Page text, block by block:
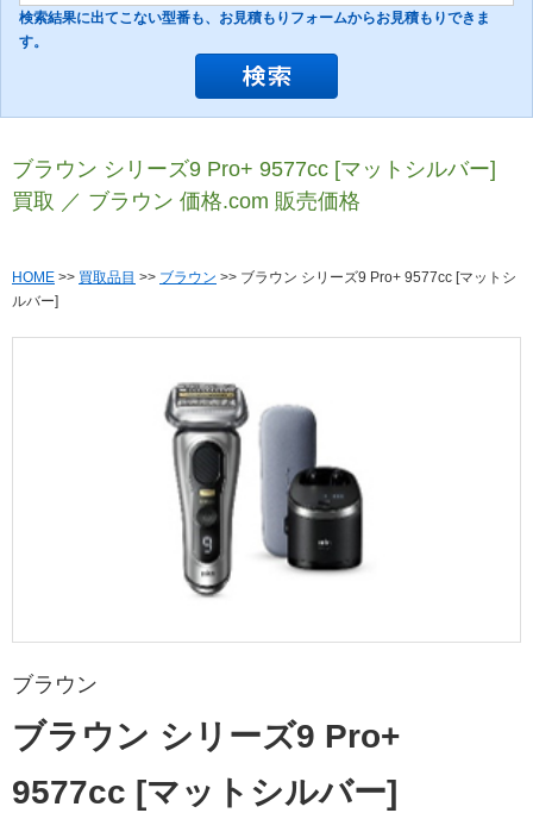
検索結果に出てこない型番も、お見積もりフォームからお見積もりできま
す。
ブラウン シリーズ9 Pro+ 9577cc [マットシルバー]
買取 ／ ブラウン 価格.com 販売価格
HOME >> 買取品目 >> ブラウン >> ブラウン シリーズ9 Pro+ 9577cc [マットシ
ルバー]
ブラウン
ブラウン シリーズ9 Pro+
9577cc [マットシルバー]